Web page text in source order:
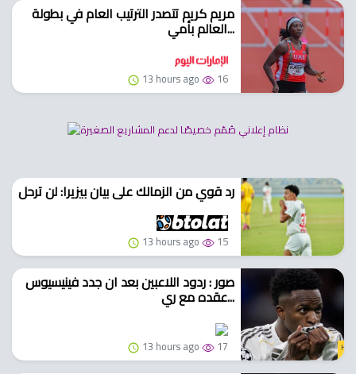
مريم كريم تتصدر الترتيب العام في بطولة
العالم بأمي...
13 hours ago 16
رد قوي من الزمالك على بيان بيزيرا: لن ترحل
13 hours ago 15
صور : ردود اللاعبين بعد ان جدد فينيسيوس
عقده مع ري...
13 hours ago 17